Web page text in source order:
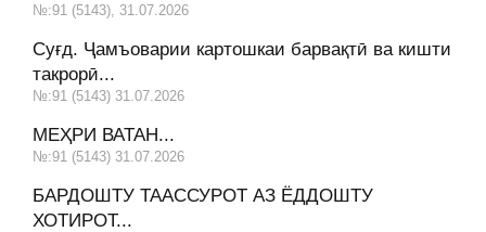
№:91 (5143), 31.07.2026
Суғд. Ҷамъоварии картошкаи барвақтӣ ва кишти
такрорӣ...
№:91 (5143) 31.07.2026
МЕҲРИ ВАТАН...
№:91 (5143) 31.07.2026
БАРДОШТУ ТААССУРОТ АЗ ЁДДОШТУ
ХОТИРОТ...